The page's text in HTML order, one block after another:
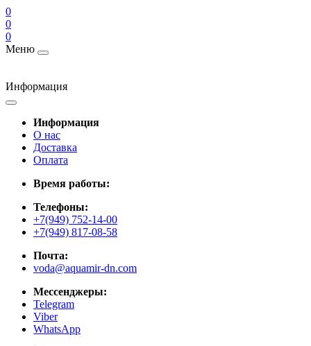
0
0
0
Меню
Информация
Информация
О нас
Доставка
Оплата
Время работы:
Телефоны:
+7(949) 752-14-00
+7(949) 817-08-58
Почта:
voda@aquamir-dn.com
Мессенджеры:
Telegram
Viber
WhatsApp